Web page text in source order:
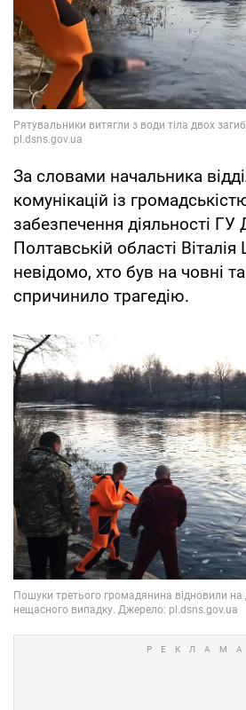
За словами начальника
комунікацій із
забезпечення діяльності
Полтавській області
невідомо, хто був на човні
спричинило трагедію.